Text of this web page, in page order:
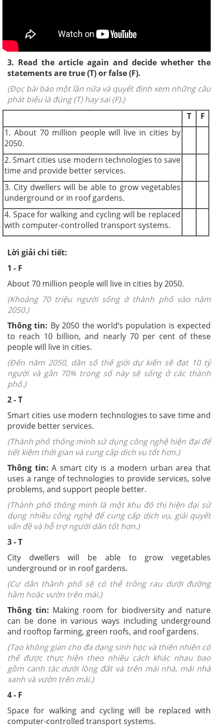
3. Read the article again and decide whether the
statements are true (T) or false (F).
(Đọc bài báo một lần nữa và quyết định xem những câu
phát biểu là đúng (T) hay sai (F).)
T
F
1. About 70 million people will live in cities by
2050.
2. Smart cities use modern technologies to save
time and provide better services.
3. City dwellers will be able to grow vegetables
underground or in roof gardens.
4. Space for walking and cycling will be replaced
with computer-controlled transport systems.
Lời giải chi tiết:
1 - F
About 70 million people will live in cities by 2050.
(Khoảng 70 triệu người sống ở thành phố vào năm
2050.)
Thông tin: By 2050 the world’s population is expected
to reach 10 billion, and nearly 70 per cent of these
people will live in cities.
(Đến năm 2050, dân số thế giới dự kiến sẽ đạt 10 tỷ
người và gần 70% trong số này sẽ sống ở các thành
phố.)
2 - T
Smart cities use modern technologies to save time and
provide better services.
(Thành phố thông minh sử dụng công nghệ hiện đại để
tiết kiệm thời gian và cung cấp dịch vụ tốt hơn.)
Thông tin: A smart city is a modern urban area that
uses a range of technologies to provide services, solve
problems, and support people better.
(Thành phố thông minh là một khu đô thị hiện đại sử
dụng nhiều công nghệ để cung cấp dịch vụ, giải quyết
vấn đề và hỗ trợ người dân tốt hơn.)
3 - T
City dwellers will be able to grow vegetables
underground or in roof gardens.
(Cư dân thành phố sẽ có thể trồng rau dưới đường
hầm hoặc vườn trên mái.)
Thông tin: Making room for biodiversity and nature
can be done in various ways including underground
and rooftop farming, green roofs, and roof gardens.
(Tạo không gian cho đa dạng sinh học và thiên nhiên có
thể được thực hiện theo nhiều cách khác nhau bao
gồm canh tác dưới lòng đất và trên mái nhà, mái nhà
xanh và vườn trên mái.)
4 - F
Space for walking and cycling will be replaced with
computer-controlled transport systems.